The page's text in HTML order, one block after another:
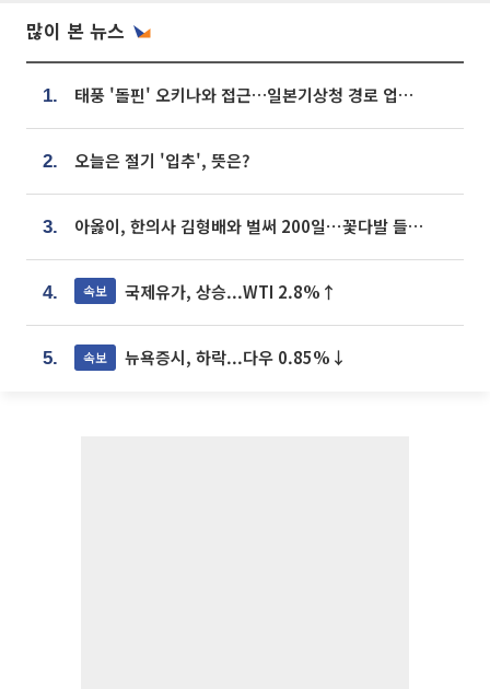
많이 본 뉴스
1. 태풍 '돌핀' 오키나와 접근…일본기상청 경로 업데이트
2. 오늘은 절기 '입추', 뜻은?
3. 아옳이, 한의사 김형배와 벌써 200일⋯꽃다발 들고 "프러포즈 아냐"
4. 속보 국제유가, 상승...WTI 2.8%↑
5. 속보 뉴욕증시, 하락...다우 0.85%↓